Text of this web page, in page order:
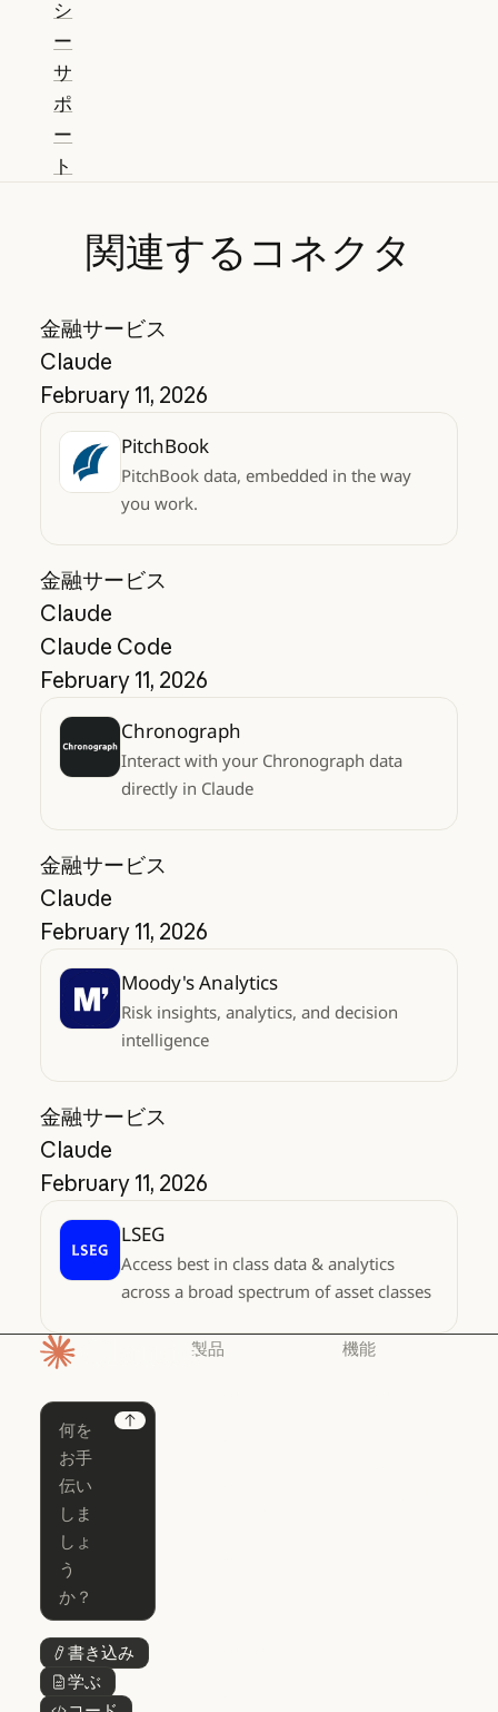
シ
ー
サ
ポ
ー
ト
関連するコネクタ
金融サービス
Claude
February 11, 2026
PitchBook
PitchBook data, embedded in the way
you work.
金融サービス
Claude
Claude Code
February 11, 2026
Chronograph
Interact with your Chronograph data
directly in Claude
金融サービス
Claude
February 11, 2026
Moody's Analytics
Risk insights, analytics, and decision
intelligence
金融サービス
Claude
February 11, 2026
LSEG
Access best in class data & analytics
across a broad spectrum of asset classes
Next
書き込み
ボタンテキスト
学ぶ
ボタンテキスト
製品 機能